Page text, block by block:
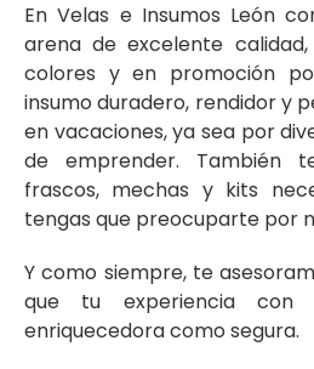
En Velas e Insumos León
arena de excelente
colores y en promoción
insumo duradero, rendidor y
en vacaciones, ya sea por
de emprender. También
frascos, mechas y kits
tengas que preocuparte por
Y como siempre, te
que tu experiencia
enriquecedora como segura.